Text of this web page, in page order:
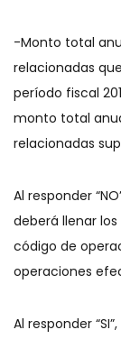
-Monto total
relacionadas
período fiscal
monto total
relacionadas
Al responder
deberá llenar
código de
operaciones
Al responder